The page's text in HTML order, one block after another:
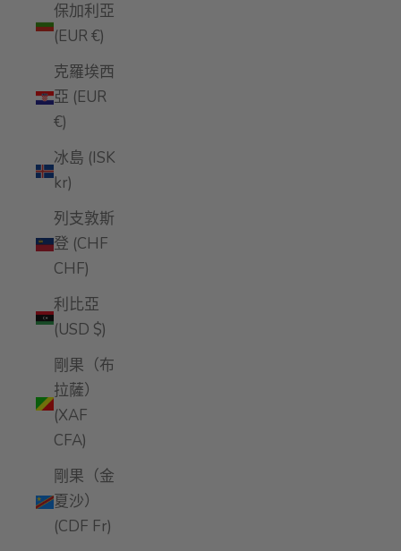
保加利亞
(EUR €)
克羅埃西
亞 (EUR
€)
冰島 (ISK
kr)
列支敦斯
登 (CHF
CHF)
利比亞
(USD $)
剛果（布
拉薩）
(XAF
CFA)
剛果（金
夏沙）
(CDF Fr)